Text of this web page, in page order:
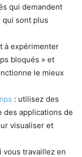
qui demandent
sont plus
à expérimenter
bloqués » et
le mieux
: utilisez des
des applications de
visualiser et
vous travaillez en